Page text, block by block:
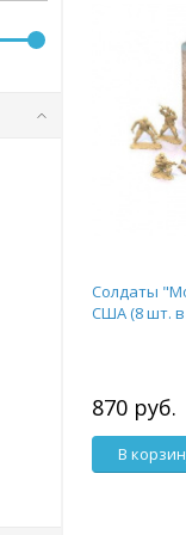
Солдаты
США (8 шт.
870 руб.
В